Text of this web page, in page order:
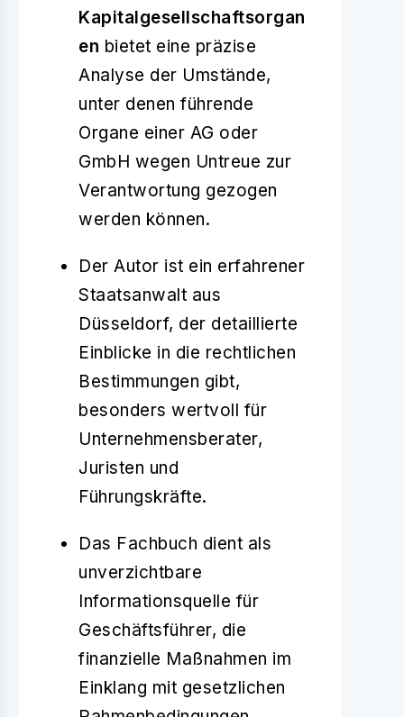
Kapitalgesellschaftsorgan
en bietet eine präzise
Analyse der Umstände,
unter denen führende
Organe einer AG oder
GmbH wegen Untreue zur
Verantwortung gezogen
werden können.
Der Autor ist ein erfahrener
Staatsanwalt aus
Düsseldorf, der detaillierte
Einblicke in die rechtlichen
Bestimmungen gibt,
besonders wertvoll für
Unternehmensberater,
Juristen und
Führungskräfte.
Das Fachbuch dient als
unverzichtbare
Informationsquelle für
Geschäftsführer, die
finanzielle Maßnahmen im
Einklang mit gesetzlichen